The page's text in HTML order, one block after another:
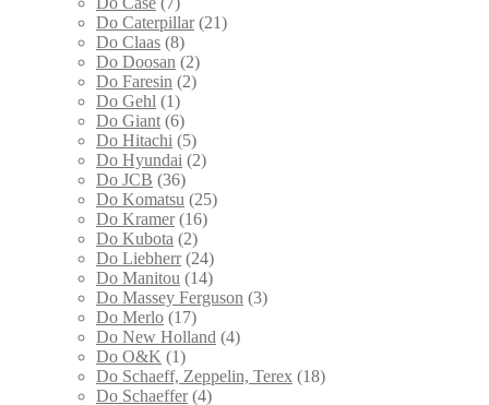
Do Caterpillar (21)
Do Claas (8)
Do Doosan (2)
Do Faresin (2)
Do Gehl (1)
Do Giant (6)
Do Hitachi (5)
Do Hyundai (2)
Do JCB (36)
Do Komatsu (25)
Do Kramer (16)
Do Kubota (2)
Do Liebherr (24)
Do Manitou (14)
Do Massey Ferguson (3)
Do Merlo (17)
Do New Holland (4)
Do O&K (1)
Do Schaeff, Zeppelin, Terex (18)
Do Schaeffer (4)